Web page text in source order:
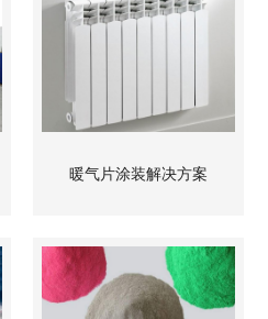
暖气片涂装解决方案